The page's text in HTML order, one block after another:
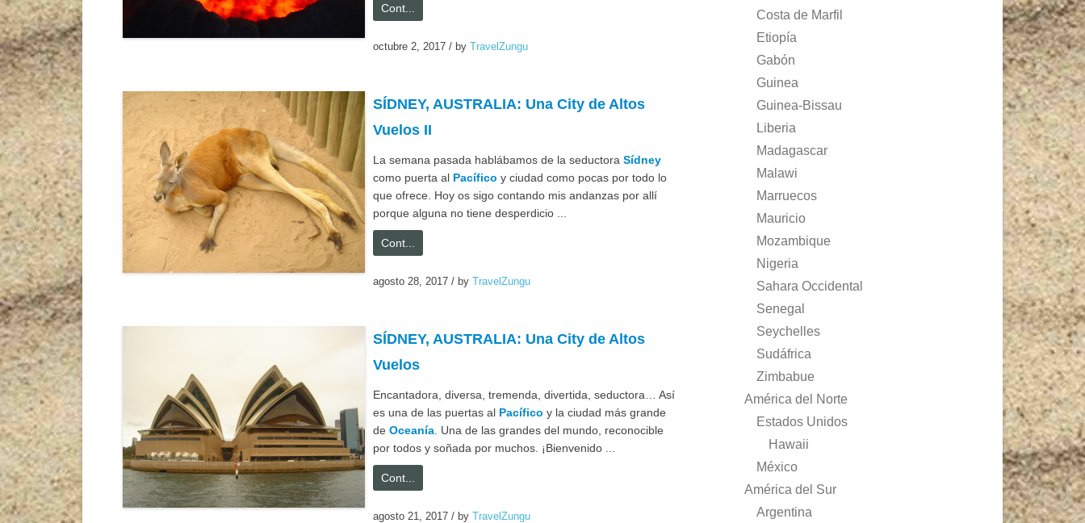
Cont...
octubre 2, 2017 / by TravelZungu
SÍDNEY, AUSTRALIA: Una City de Altos
Vuelos II
La semana pasada hablábamos de la seductora Sídney
como puerta al Pacífico y ciudad como pocas por todo lo
que ofrece. Hoy os sigo contando mis andanzas por allí
porque alguna no tiene desperdicio ...
Cont...
agosto 28, 2017 / by TravelZungu
SÍDNEY, AUSTRALIA: Una City de Altos
Vuelos
Encantadora, diversa, tremenda, divertida, seductora… Así
es una de las puertas al Pacífico y la ciudad más grande
de Oceanía . Una de las grandes del mundo, reconocible
por todos y soñada por muchos. ¡Bienvenido ...
Cont...
agosto 21, 2017 / by TravelZungu
Costa de Marfil
Etiopía
Gabón
Guinea
Guinea-Bissau
Liberia
Madagascar
Malawi
Marruecos
Mauricio
Mozambique
Nigeria
Sahara Occidental
Senegal
Seychelles
Sudáfrica
Zimbabue
América del Norte
Estados Unidos
Hawaii
México
América del Sur
Argentina